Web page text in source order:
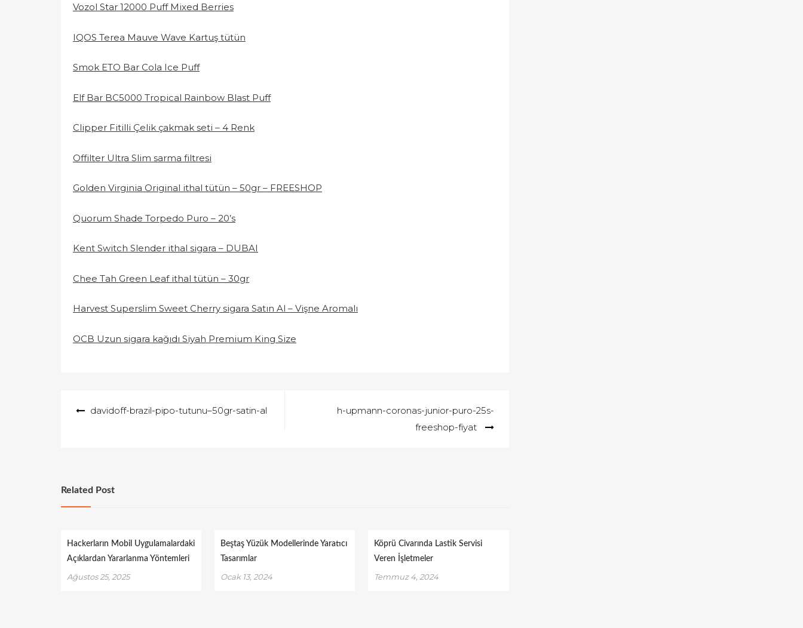
Vozol Star 12000 Puff Mixed Berries
IQOS Terea Mauve Wave Kartuş tütün
Smok ETO Bar Cola Ice Puff
Elf Bar BC5000 Tropical Rainbow Blast Puff
Clipper Fitilli Çelik çakmak seti – 4 Renk
Offilter Ultra Slim sarma filtresi
Golden Virginia Original ithal tütün – 50gr – FREESHOP
Quorum Shade Torpedo Puro – 20’s
Kent Switch Slender ithal sigara – DUBAI
Chee Tah Green Leaf ithal tütün – 30gr
Harvest Superslim Sweet Cherry sigara Satın Al – Vişne Aromalı
OCB Uzun sigara kağıdı Siyah Premium King Size
gezinmesi
davidoff-brazil-pipo-tutunu–50gr-satin-al
h-upmann-coronas-junior-puro-25s-
freeshop-fiyat
Related Post
Hackerların Mobil Uygulamalardaki
Açıklardan Yararlanma Yöntemleri
Ağustos 25, 2025
Beştaş Yüzük Modellerinde Yaratıcı
Tasarımlar
Ocak 13, 2024
Köprü Civarında Lastik Servisi
Veren İşletmeler
Temmuz 4, 2024